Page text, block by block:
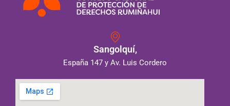
Sangolquí,
España 147 y Av. Luis Cordero